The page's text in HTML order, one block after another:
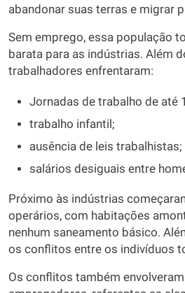
abandonar suas terras e migrar
Sem emprego, essa população
barata para as indústrias. Além
trabalhadores enfrentaram:
Jornadas de trabalho de até
trabalho infantil;
ausência de leis trabalhistas;
salários desiguais entre
Próximo às indústrias
operários, com habitações
nenhum saneamento básico.
os conflitos entre os indivíduos
Os conflitos também